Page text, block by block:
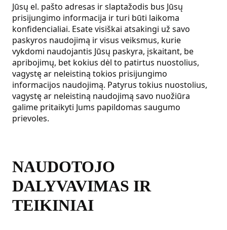
Jūsų el. pašto adresas ir slaptažodis bus Jūsų
prisijungimo informacija ir turi būti laikoma
konfidencialiai. Esate visiškai atsakingi už savo
paskyros naudojimą ir visus veiksmus, kurie
vykdomi naudojantis Jūsų paskyra, įskaitant, be
apribojimų, bet kokius dėl to patirtus nuostolius,
vagystę ar neleistiną tokios prisijungimo
informacijos naudojimą. Patyrus tokius nuostolius,
vagystę ar neleistiną naudojimą savo nuožiūra
galime pritaikyti Jums papildomas saugumo
prievoles.
NAUDOTOJO
DALYVAVIMAS IR
TEIKINIAI